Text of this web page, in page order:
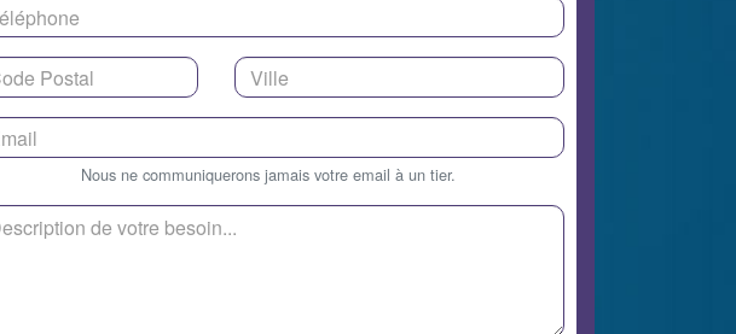
Nous ne communiquerons jamais votre email à un tier.